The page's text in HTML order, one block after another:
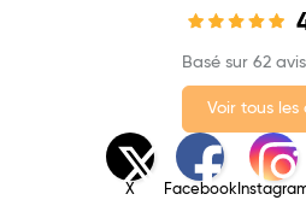
Basé sur 62
Voir tous les
X Facebook